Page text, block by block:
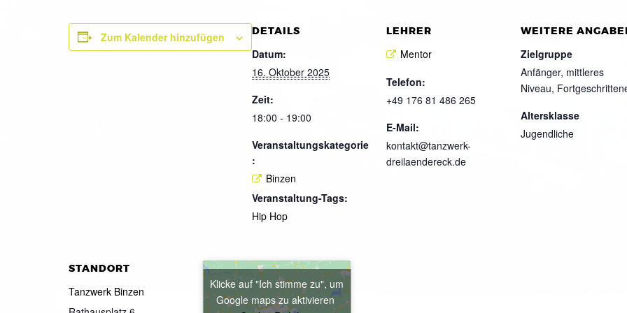
Zum Kalender hinzufügen DETAILS
Datum:
16. Oktober 2025
Zeit:
18:00 - 19:00
Veranstaltungskategorie
:
Binzen
Veranstaltung-Tags:
Hip Hop
LEHRER
Mentor
Telefon:
+49 176 81 486 265
E-Mail:
kontakt@tanzwerk-
dreilaendereck.de
WEITERE
Zielgruppe
Anfänger, mittleres
Niveau,
Altersklasse
Jugendliche
STANDORT
Tanzwerk Binzen
Klicke auf "Ich stimme zu", um
Google maps zu aktivieren